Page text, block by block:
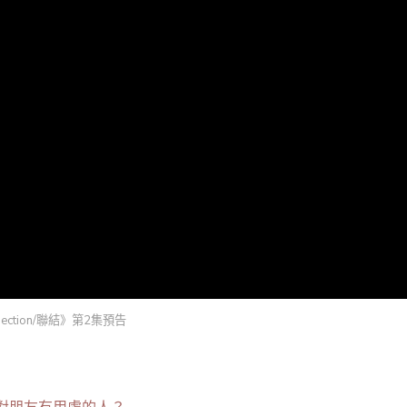
聯結》第2集預告